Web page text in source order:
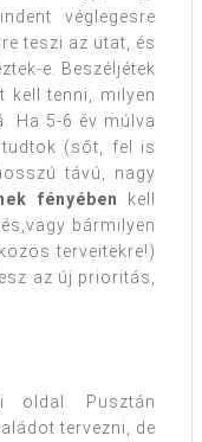
véglegesre
teszi az utat, és
e. Beszéljétek
kell tenni, milyen
Ha 5-6 év múlva
(sőt, fel is
távú, nagy
fényében
kell
bármilyen
terveitekre!)
az új prioritás,
oldal. Pusztán
tervezni, de